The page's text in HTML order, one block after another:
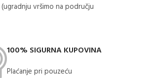
vršimo na području
100% SIGURNA KUPOVINA
Plaćanje pri pouzeću